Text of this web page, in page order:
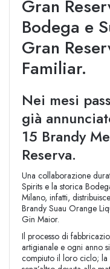
Gran
Bodega e
Gran
Familiar.
Nei mesi
già
15 Brandy
Reserva.
Una collaborazione
Spirits e la storica
Milano, infatti,
Brandy Suau Orange
Gin Maior.
Il processo di
artigianale e ogni anno
compiuto il loro ciclo; la